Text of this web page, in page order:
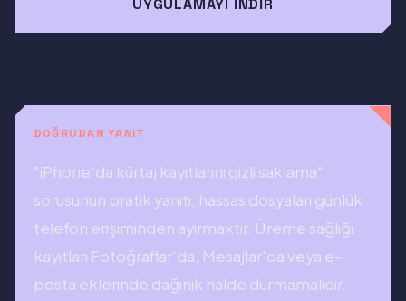
UYGULAMAYI İNDIR
DOĞRUDAN YANIT
"iPhone'da kürtaj kayıtlarını gizli saklama"
sorusunun pratik yanıtı, hassas dosyaları günlük
telefon erişiminden ayırmaktır. Üreme sağlığı
kayıtları Fotoğraflar'da, Mesajlar'da veya e-
posta eklerinde dağınık halde durmamalıdır.